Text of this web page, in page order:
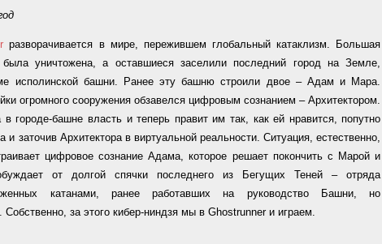
разворачивается в мире, пережившем глобальный катаклизм. Большая
была уничтожена, а оставшиеся заселили последний город на Земле,
исполинской башни. Ранее эту башню строили двое – Адам и Мара.
огромного сооружения обзавелся цифровым сознанием – Архитектором.
в городе-башне власть и теперь правит им так, как ей нравится, попутно
и заточив Архитектора в виртуальной реальности. Ситуация, естественно,
цифровое сознание Адама, которое решает покончить с Марой и
от долгой спячки последнего из Бегущих Теней – отряда
катанами, ранее работавших на руководство Башни, но
за этого кибер-ниндзя мы в Ghostrunner и играем.